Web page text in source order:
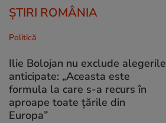
ȘTIRI ROMÂNIA
Politică
Ilie Bolojan nu exclude alegerile
anticipate: „Aceasta este
formula la care s-a recurs în
aproape toate ţările din
Europa”